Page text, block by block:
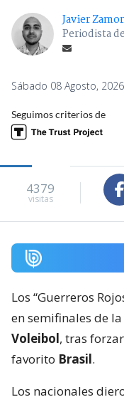
Javier
Periodista
Sábado 08 Agosto,
Seguimos criterios de
4379
visitas
Los “Guerreros
en semifinales de la
Voleibol, tras
favorito Brasil.
Los nacionales